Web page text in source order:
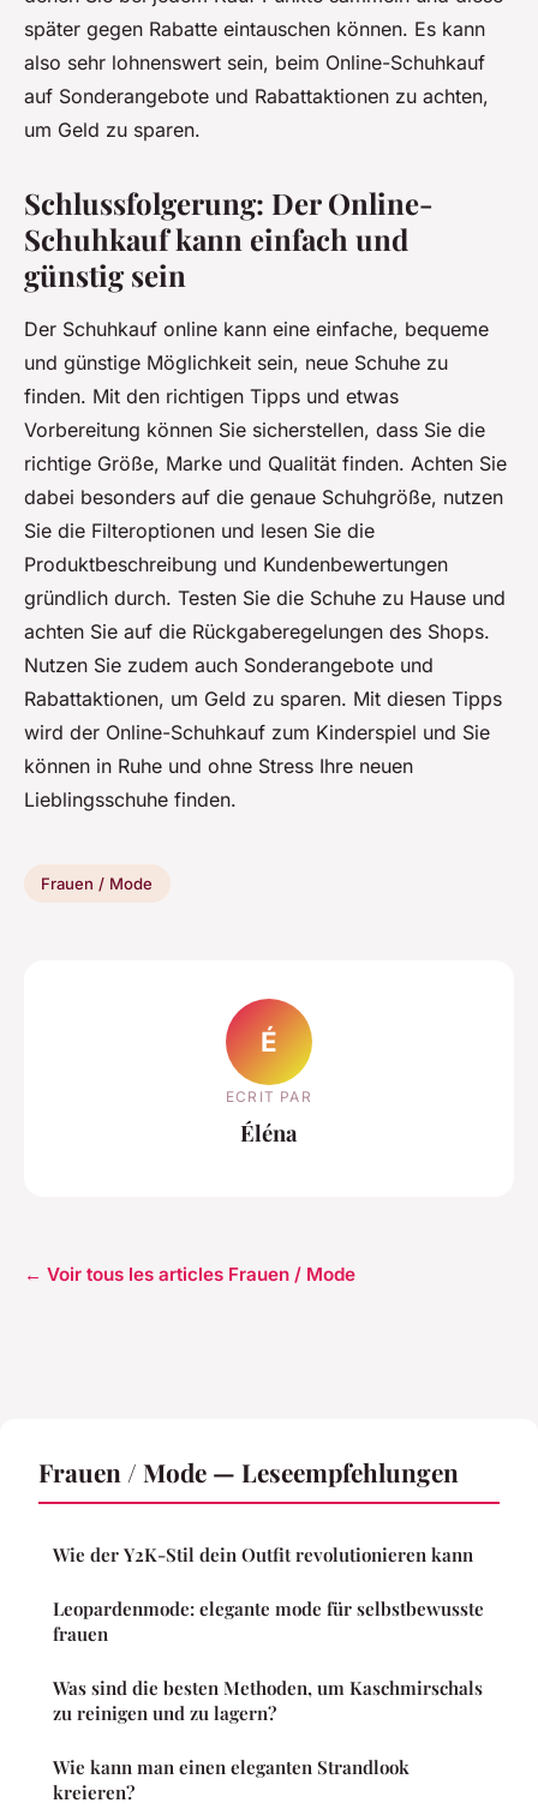
später gegen Rabatte eintauschen können. Es kann
also sehr lohnenswert sein, beim Online-Schuhkauf
auf Sonderangebote und Rabattaktionen zu achten,
um Geld zu sparen.
Schlussfolgerung: Der Online-
Schuhkauf kann einfach und
günstig sein
Der Schuhkauf online kann eine einfache, bequeme
und günstige Möglichkeit sein, neue Schuhe zu
finden. Mit den richtigen Tipps und etwas
Vorbereitung können Sie sicherstellen, dass Sie die
richtige Größe, Marke und Qualität finden. Achten Sie
dabei besonders auf die genaue Schuhgröße, nutzen
Sie die Filteroptionen und lesen Sie die
Produktbeschreibung und Kundenbewertungen
gründlich durch. Testen Sie die Schuhe zu Hause und
achten Sie auf die Rückgaberegelungen des Shops.
Nutzen Sie zudem auch Sonderangebote und
Rabattaktionen, um Geld zu sparen. Mit diesen Tipps
wird der Online-Schuhkauf zum Kinderspiel und Sie
können in Ruhe und ohne Stress Ihre neuen
Lieblingsschuhe finden.
Frauen / Mode
É
ECRIT PAR
Éléna
← Voir tous les articles Frauen / Mode
Frauen / Mode — Leseempfehlungen
Wie der Y2K-Stil dein Outfit revolutionieren kann
Leopardenmode: elegante mode für selbstbewusste
frauen
Was sind die besten Methoden, um Kaschmirschals
zu reinigen und zu lagern?
Wie kann man einen eleganten Strandlook
kreieren?